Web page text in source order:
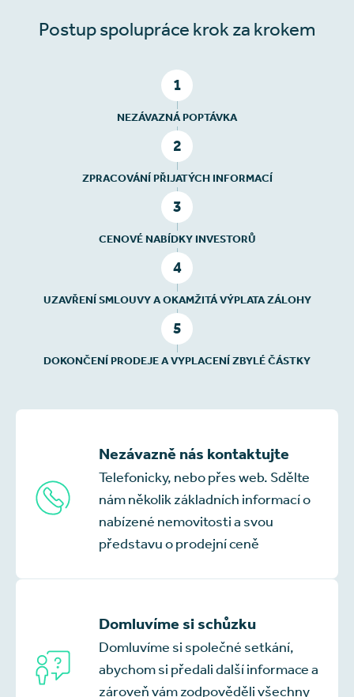
Postup spolupráce krok za krokem
1
NEZÁVAZNÁ POPTÁVKA
2
ZPRACOVÁNÍ PŘIJATÝCH INFORMACÍ
3
CENOVÉ NABÍDKY INVESTORŮ
4
UZAVŘENÍ SMLOUVY A OKAMŽITÁ VÝPLATA ZÁLOHY
5
DOKONČENÍ PRODEJE A VYPLACENÍ ZBYLÉ ČÁSTKY
Nezávazně nás kontaktujte
Telefonicky, nebo přes web. Sdělte
nám několik základních informací o
nabízené nemovitosti a svou
představu o prodejní ceně
Domluvíme si schůzku
Domluvíme si společné setkání,
abychom si předali další informace a
zároveň vám zodpověděli všechny